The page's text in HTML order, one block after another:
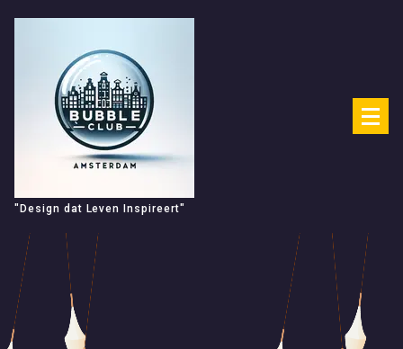
"Design dat Leven Inspireert"